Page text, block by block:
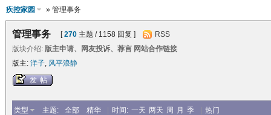
疾控家园 » 管理事务
管理事务 [270主题 / 1158 回复 ]
RSS
版块介绍: 版主申请、网友投诉、荐言 网站合作链接
版主: 洋子, 风平浪静
发帖
类型 主题: 全部 精华 时间: 一天 两天 周 月 季 热门